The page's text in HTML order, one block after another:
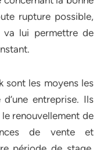
rupture possible,
lui permettre de
sont les moyens les
entreprise. Ils
renouvellement de
de vente et